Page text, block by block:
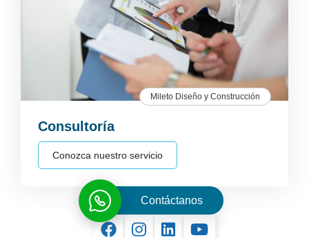
Mileto Diseño y Construcción
Consultoría
Conozca nuestro servicio
Contáctanos